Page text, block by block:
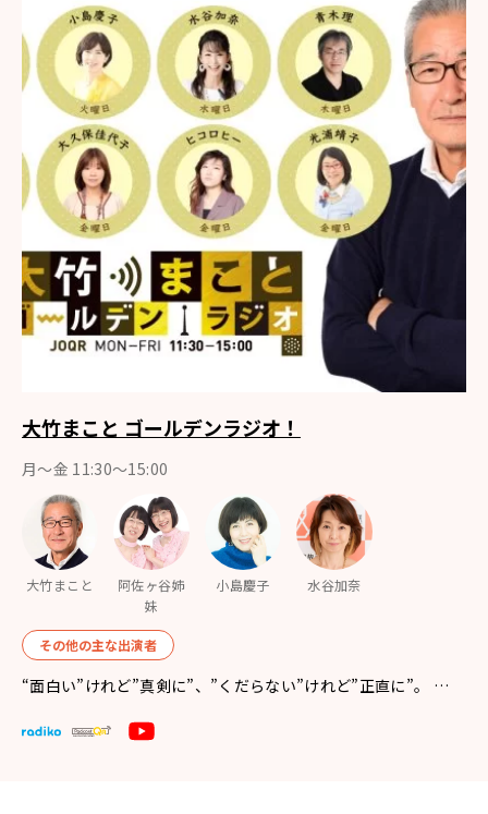
大竹まこと ゴールデンラジオ！
月〜金 11:30～15:00
大竹まこと
阿佐ヶ谷姉
妹
小島慶子 水谷加奈
その他の主な出演者
“面白い”けれど”真剣に”、”くだらない”けれど”正直に”。 …